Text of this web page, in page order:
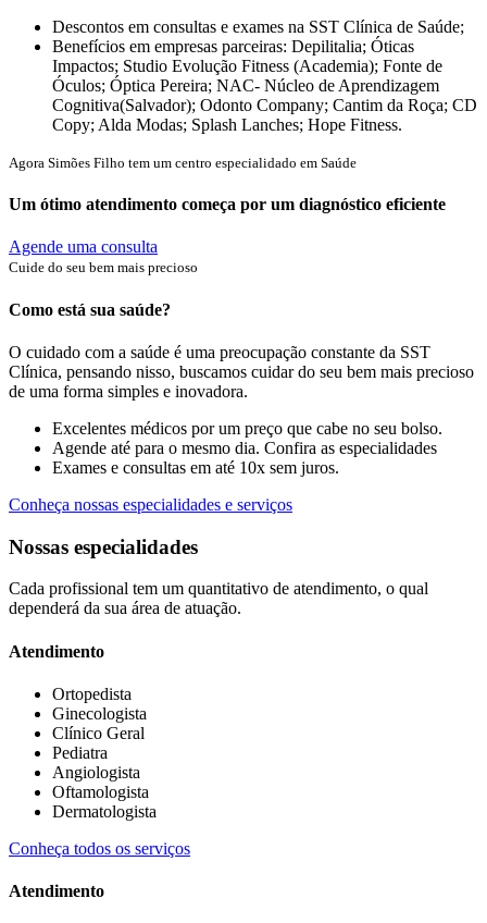
Descontos em consultas e exames na SST Clínica de Saúde;
Benefícios em empresas parceiras: Depilitalia; Óticas
Impactos; Studio Evolução Fitness (Academia); Fonte de
Óculos; Óptica Pereira; NAC- Núcleo de Aprendizagem
Cognitiva(Salvador); Odonto Company; Cantim da Roça; CD
Copy; Alda Modas; Splash Lanches; Hope Fitness.
Agora Simões Filho tem um centro especialidado em Saúde
Um ótimo atendimento começa por um diagnóstico eficiente
Agende uma consulta
Cuide do seu bem mais precioso
Como está sua saúde?
O cuidado com a saúde é uma preocupação constante da SST
Clínica, pensando nisso, buscamos cuidar do seu bem mais precioso
de uma forma simples e inovadora.
Excelentes médicos por um preço que cabe no seu bolso.
Agende até para o mesmo dia. Confira as especialidades
Exames e consultas em até 10x sem juros.
Conheça nossas especialidades e serviços
Nossas especialidades
Cada profissional tem um quantitativo de atendimento, o qual
dependerá da sua área de atuação.
Atendimento
Ortopedista
Ginecologista
Clínico Geral
Pediatra
Angiologista
Oftamologista
Dermatologista
Conheça todos os serviços
Atendimento